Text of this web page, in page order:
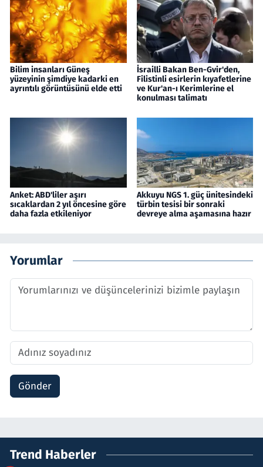
Bilim insanları Güneş
yüzeyinin şimdiye kadarki en
ayrıntılı görüntüsünü elde etti
İsrailli Bakan Ben-Gvir'den,
Filistinli esirlerin kıyafetlerine
ve Kur'an-ı Kerimlerine el
konulması talimatı
Anket: ABD'liler aşırı
sıcaklardan 2 yıl öncesine göre
daha fazla etkileniyor
Akkuyu NGS 1. güç ünitesindeki
türbin tesisi bir sonraki
devreye alma aşamasına hazır
Yorumlar
Gönder
Trend Haberler